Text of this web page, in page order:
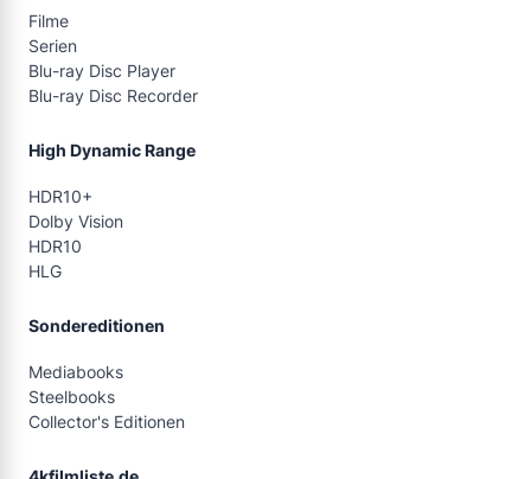
Filme
Serien
Blu-ray Disc Player
Blu-ray Disc Recorder
High Dynamic Range
HDR10+
Dolby Vision
HDR10
HLG
Sondereditionen
Mediabooks
Steelbooks
Collector's Editionen